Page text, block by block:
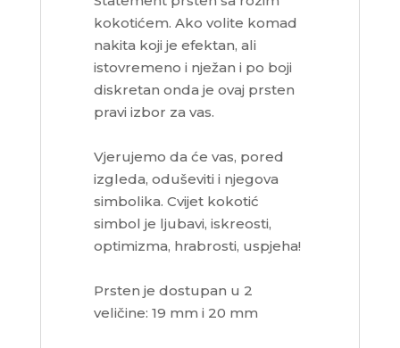
kokotićem. Ako volite komad
nakita koji je efektan, ali
istovremeno i nježan i po boji
diskretan onda je ovaj prsten
pravi izbor za vas.
Vjerujemo da će vas, pored
izgleda, oduševiti i njegova
simbolika. Cvijet kokotić
simbol je ljubavi, iskreosti,
optimizma, hrabrosti, uspjeha!
Prsten je dostupan u 2
veličine: 19 mm i 20 mm